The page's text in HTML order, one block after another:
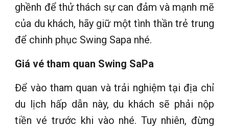
ghềnh để thử thách sự can đảm và mạnh mẽ
của du khách, hãy giữ một tình thần trẻ trung
để chinh phục Swing Sapa nhé.
Giá vé tham quan Swing SaPa
Để vào tham quan và trải nghiệm tại địa chỉ
du lịch hấp dẫn này, du khách sẽ phải nộp
tiền vé trước khi vào nhé. Tuy nhiên, đừng